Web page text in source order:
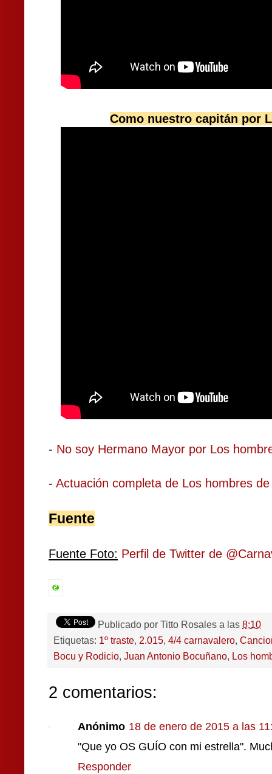
Como nuestro capitán por
- No soy Hermano Mayor por Los
- Actuación completa de Los hombres
Fuente
Fuente Foto: Perfil de Twitter de
Publicado por Titto Rosales a las 8:10
Etiquetas: 1º traste, 2.015, 4/4 carnavalero,
Bocu y Rodicio, Juan Antonio Bocuñano, Los
2 comentarios:
Anónimo 18 de enero de 2015 a las
"Que yo OS GUÍO con mi estrella".
Responder